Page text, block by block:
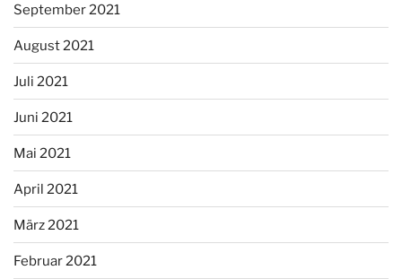
September 2021
August 2021
Juli 2021
Juni 2021
Mai 2021
April 2021
März 2021
Februar 2021